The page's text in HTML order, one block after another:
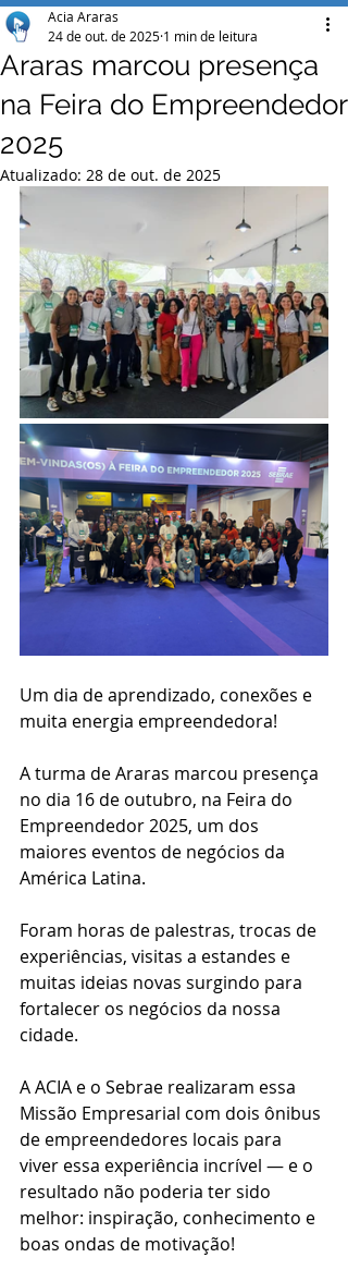
Araras marcou presença
na Feira do Empreendedor
2025
Acia Araras
24 de out. de 2025 1 min de leitura
Atualizado: 28 de out. de 2025
Um dia de aprendizado, conexões e
muita energia empreendedora!
A turma de Araras marcou presença
no dia 16 de outubro, na Feira do
Empreendedor 2025, um dos
maiores eventos de negócios da
América Latina.
Foram horas de palestras, trocas de
experiências, visitas a estandes e
muitas ideias novas surgindo para
fortalecer os negócios da nossa
cidade.
A ACIA e o Sebrae realizaram essa
Missão Empresarial com dois ônibus
de empreendedores locais para
viver essa experiência incrível — e o
resultado não poderia ter sido
melhor: inspiração, conhecimento e
boas ondas de motivação!